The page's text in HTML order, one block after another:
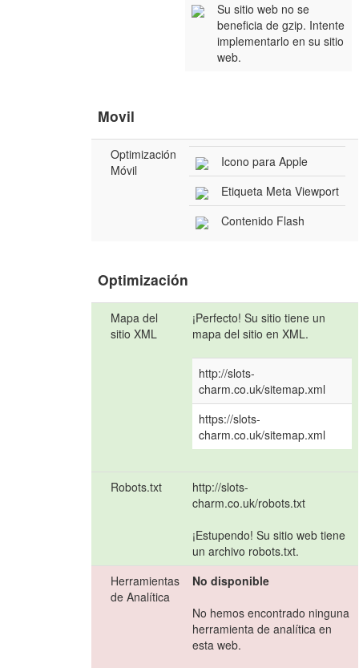
Su sitio web no se
beneficia de gzip. Intente
implementarlo en su sitio
web.
Movil
Optimización
Móvil
Icono para Apple
Etiqueta Meta Viewport
Contenido Flash
Optimización
Mapa del
sitio XML
¡Perfecto! Su sitio tiene un
mapa del sitio en XML.
http://slots-
charm.co.uk/sitemap.xml
https://slots-
charm.co.uk/sitemap.xml
Robots.txt
http://slots-
charm.co.uk/robots.txt
¡Estupendo! Su sitio web tiene
un archivo robots.txt.
Herramientas
de Analítica
No disponible
No hemos encontrado ninguna
herramienta de analítica en
esta web.